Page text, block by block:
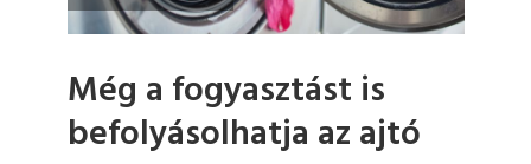
Még a fogyasztást is
befolyásolhatja az ajtó